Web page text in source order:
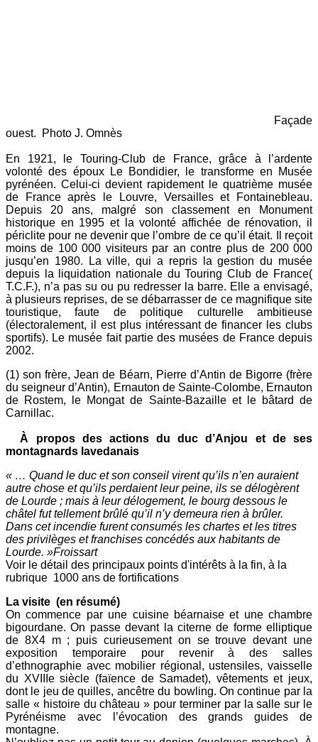
Façade
ouest. Photo J. Omnès
En 1921, le Touring-Club de France, grâce à l’ardente
volonté des époux Le Bondidier, le transforme en Musée
pyrénéen. Celui-ci devient rapidement le quatrième musée
de France après le Louvre, Versailles et Fontainebleau.
Depuis 20 ans, malgré son classement en Monument
historique en 1995 et la volonté affichée de rénovation, il
périclite pour ne devenir que l’ombre de ce qu’il était. Il reçoit
moins de 100 000 visiteurs par an contre plus de 200 000
jusqu’en 1980. La ville, qui a repris la gestion du musée
depuis la liquidation nationale du Touring Club de France(
T.C.F.), n’a pas su ou pu redresser la barre. Elle a envisagé,
à plusieurs reprises, de se débarrasser de ce magnifique site
touristique, faute de politique culturelle ambitieuse
(électoralement, il est plus intéressant de financer les clubs
sportifs). Le musée fait partie des musées de France depuis
2002.
(1) son frère, Jean de Béarn, Pierre d’Antin de Bigorre (frère
du seigneur d’Antin), Ernauton de Sainte-Colombe, Ernauton
de Rostem, le Mongat de Sainte-Bazaille et le bâtard de
Carnillac.
À propos des actions du duc d’Anjou et de ses
montagnards lavedanais
« … Quand le duc et son conseil virent qu’ils n’en auraient
autre chose et qu’ils perdaient leur peine, ils se délogèrent
de Lourde ; mais à leur délogement, le bourg dessous le
châtel fut tellement brûlé qu’il n’y demeura rien à brûler.
Dans cet incendie furent consumés les chartes et les titres
des privilèges et franchises concédés aux habitants de
Lourde. »Froissart
Voir le détail des principaux points d'intérêts à la fin, à la
rubrique 1000 ans de fortifications
La visite (en résumé)
On commence par une cuisine béarnaise et une chambre
bigourdane. On passe devant la citerne de forme elliptique
de 8X4 m ; puis curieusement on se trouve devant une
exposition temporaire pour revenir à des salles
d’ethnographie avec mobilier régional, ustensiles, vaisselle
du XVIIIe siècle (faïence de Samadet), vêtements et jeux,
dont le jeu de quilles, ancêtre du bowling. On continue par la
salle « histoire du château » pour terminer par la salle sur le
Pyrénéisme avec l’évocation des grands guides de
montagne.